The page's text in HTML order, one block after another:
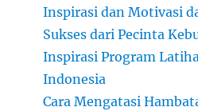
Inspirasi dan Motivasi
Sukses dari Pecinta
Inspirasi Program
Indonesia
Cara Mengatasi